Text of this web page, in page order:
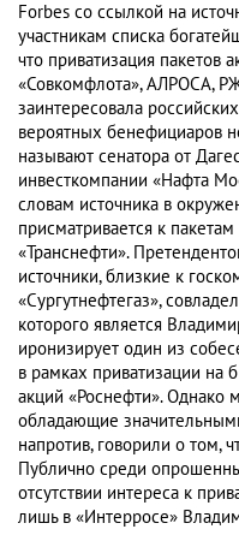
Forbes со ссылкой на
участникам списка
что приватизация пакетов
«Совкомфлота», АЛРОСА,
заинтересовала
вероятных бенефициаров
называют сенатора от
инвесткомпании «Нафта
словам источника в
присматривается к
«Транснефти».
источники, близкие к
«Сургутнефтегаз»,
которого является
иронизирует один из
в рамках приватизации на
акций «Роснефти». Однако
обладающие
напротив, говорили о том,
Публично среди
отсутствии интереса к
лишь в «Интерросе»